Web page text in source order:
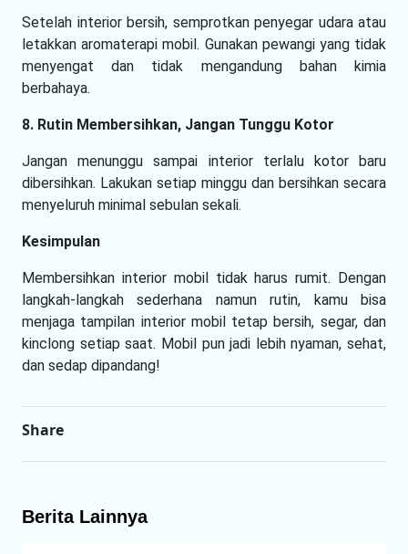
Setelah interior bersih, semprotkan penyegar udara atau
letakkan aromaterapi mobil. Gunakan pewangi yang tidak
menyengat dan tidak mengandung bahan kimia
berbahaya.
8. Rutin Membersihkan, Jangan Tunggu Kotor
Jangan menunggu sampai interior terlalu kotor baru
dibersihkan. Lakukan setiap minggu dan bersihkan secara
menyeluruh minimal sebulan sekali.
Kesimpulan
Membersihkan interior mobil tidak harus rumit. Dengan
langkah-langkah sederhana namun rutin, kamu bisa
menjaga tampilan interior mobil tetap bersih, segar, dan
kinclong setiap saat. Mobil pun jadi lebih nyaman, sehat,
dan sedap dipandang!
Share
Berita Lainnya